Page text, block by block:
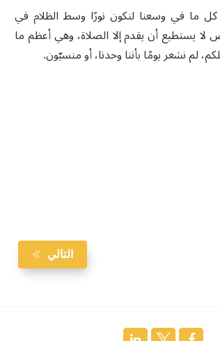
ما في وسعنا لنكون نورًا وسط الظلام في
لا يستطيع أن يقدم إلا الصلاة، وهي أعظم ما
لم نشعر يومًا بأننا وحدنا، أو منسيّون.
التالي